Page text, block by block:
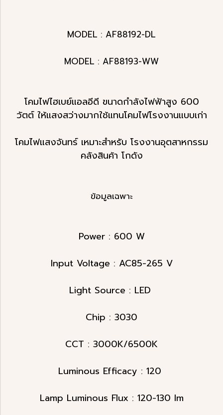
MODEL : AF88192-DL
MODEL : AF88193-WW
โคมไฟไฮเบย์แอลอีดี ขนาดกำลังไฟฟ้าสูง 600
วัตต์ ให้แสงสว่างมากใช้แทนโคมไฟโรงงานแบบเก่า
โคมไฟแสงจันทร์ เหมาะสำหรับ โรงงานอุตสาหกรรม
คลังสินค้า โกดัง
ข้อมูลเฉพาะ
Power : 600 W
Input Voltage : AC85-265 V
Light Source : LED
Chip : 3030
CCT : 3000K/6500K
Luminous Efficacy : 120
Lamp Luminous Flux : 120-130 lm